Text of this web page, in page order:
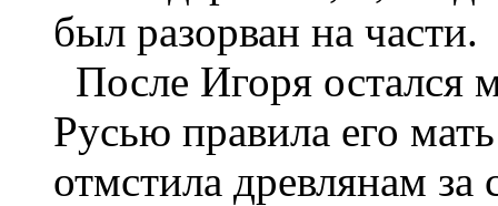
был разорван на части.
После Игоря остался
Русью правила его
отмcтила древлянам